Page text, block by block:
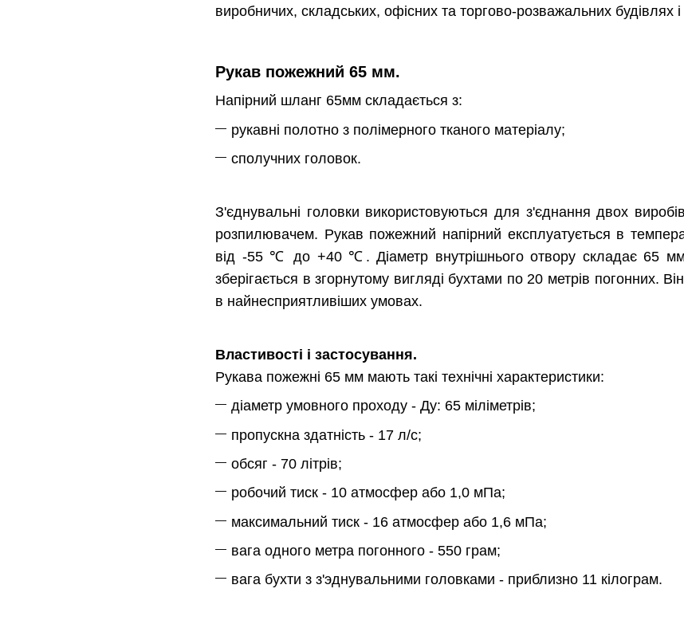
виробничих, складських, офісних та торгово-розважальних будівлях
Рукав пожежний 65 мм.
Напірний шланг 65мм складається з:
рукавні полотно з полімерного тканого матеріалу;
сполучних головок.
З'єднувальні головки використовуються для з'єднання двох
розпилювачем. Рукав пожежний напірний експлуатується в
від -55 ℃ до +40 ℃. Діаметр внутрішнього отвору складає 65
зберігається в згорнутому вигляді бухтами по 20 метрів погонних.
в найнесприятливіших умовах.
Властивості і застосування.
Рукава пожежні 65 мм мають такі технічні характеристики:
діаметр умовного проходу - Ду: 65 міліметрів;
пропускна здатність - 17 л/с;
обсяг - 70 літрів;
робочий тиск - 10 атмосфер або 1,0 мПа;
максимальний тиск - 16 атмосфер або 1,6 мПа;
вага одного метра погонного - 550 грам;
вага бухти з з'эднувальними головками - приблизно 11 кілограм.